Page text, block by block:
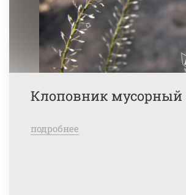
Клоповник мусорный
подробнее